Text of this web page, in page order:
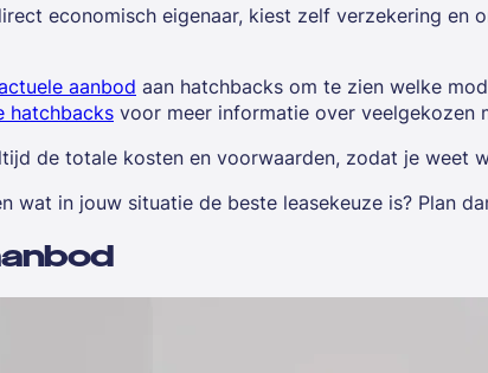
economisch eigenaar, kiest zelf verzekering en
aanbod aan hatchbacks om te zien welke
hatchbacks voor meer informatie over veelgekozen
de totale kosten en voorwaarden, zodat je weet
wat in jouw situatie de beste leasekeuze is? Plan